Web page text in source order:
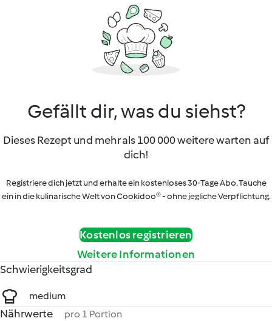
Gefällt dir, was du siehst?
Dieses Rezept und mehr als 100 000 weitere warten auf
dich!
Registriere dich jetzt und erhalte ein kostenloses 30-Tage Abo. Tauche
ein in die kulinarische Welt von Cookidoo® - ohne jegliche Verpflichtung.
Kostenlos registrieren
Weitere Informationen
Schwierigkeitsgrad
medium
Nährwerte pro 1 Portion